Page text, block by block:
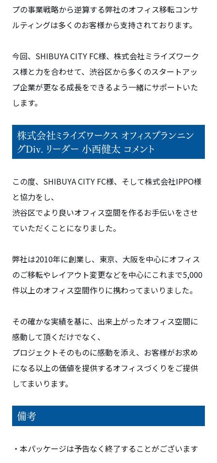
プの事業戦略から逆算する弊社のオフィス移転コンサ
ルティングは多くのお客様から支持されております。
今回、SHIBUYA CITY FC様、株式会社ミライズワーク
ス様と力を合わせて、渋谷区から多くのスタートアッ
プ企業が更なる成長をできるよう一緒にサポートいた
します。
株式会社ミライズワークス オフィスプランニン
グDiv. リーダー 小西健太 コメント
この度、SHIBUYA CITY FC様、そして株式会社IPPO様
と協力をし、
渋谷区でより良いオフィス空間を作るお手伝いをさせ
ていただくことになりました。
弊社は2010年に創業し、東京、大阪を中心にオフィス
のご移転やレイアウト変更などを中心にこれまで5,000
件以上のオフィス空間作りに携わってまいりました。
その確かな実績を基に、出来上がったオフィス空間に
感動して頂くだけでなく、
プロジェクトそのものに感動を添え、お客様がお求め
になる以上の価値を提供するオフィスづくりをご提供
してまいります。
備考
・本パッケージは予告なく終了することがございます